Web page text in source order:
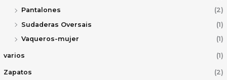
Pantalones
(2)
Sudaderas Oversais
(1)
Vaqueros-mujer
(1)
varios (1)
Zapatos (2)